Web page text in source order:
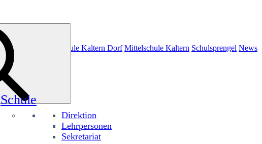
Schule
Direktion
Lehrpersonen
Sekretariat
St. Josef Grundschule Kaltern Dorf Mittelschule Kaltern Schulsprengel News